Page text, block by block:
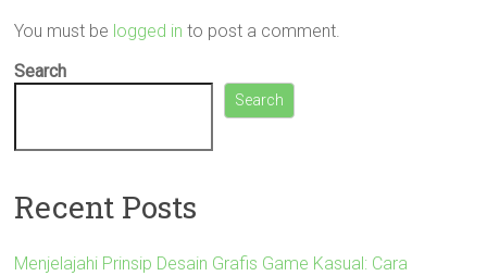
You must be logged in to post a comment.
Search
Search
Recent Posts
Menjelajahi Prinsip Desain Grafis Game Kasual: Cara